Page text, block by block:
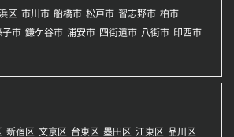
区 市川市 船橋市 松戸市 習志野市 柏市
子市 鎌ケ谷市 浦安市 四街道市 八街市 印西市
新宿区 文京区 台東区 墨田区 江東区 品川区